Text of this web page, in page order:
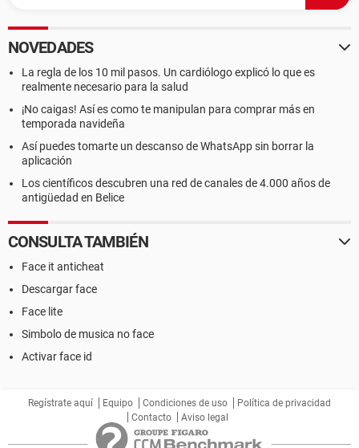
NOVEDADES
La regla de los 10 mil pasos. Un cardiólogo explicó lo que es
realmente necesario para la salud
¡No caigas! Así es como te manipulan para comprar más en
temporada navideña
Así puedes tomarte un descanso de WhatsApp sin borrar la
aplicación
Los científicos descubren una red de canales de 4.000 años de
antigüedad en Belice
CONSULTA TAMBIÉN
Face it anticheat
Descargar face
Face lite
Simbolo de musica no face
Activar face id
Regístrate aquí Equipo Condiciones de uso
Política de privacidad
Contacto
Aviso legal